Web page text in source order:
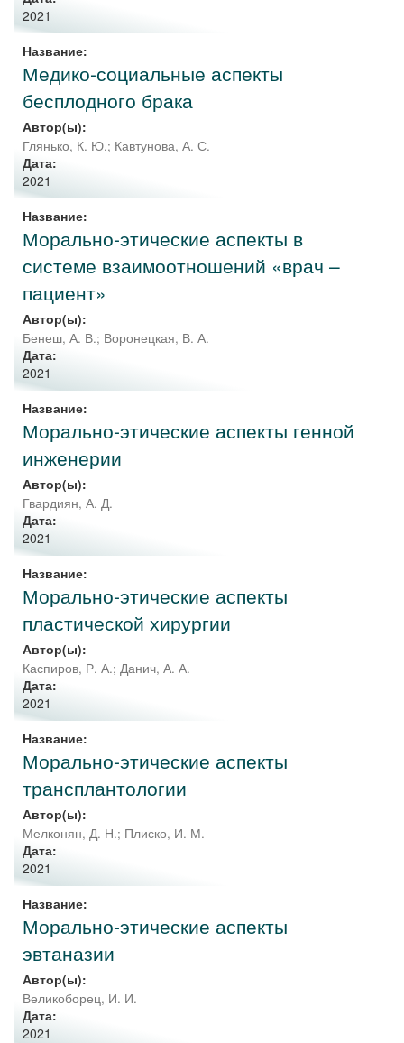
2021
Название:
Медико-социальные аспекты
бесплодного брака
Автор(ы):
Глянько, К. Ю.; Кавтунова, А. С.
Дата:
2021
Название:
Морально-этические аспекты в
системе взаимоотношений «врач –
пациент»
Автор(ы):
Бенеш, А. В.; Воронецкая, В. А.
Дата:
2021
Название:
Морально-этические аспекты генной
инженерии
Автор(ы):
Гвардиян, А. Д.
Дата:
2021
Название:
Морально-этические аспекты
пластической хирургии
Автор(ы):
Каспиров, Р. А.; Данич, А. А.
Дата:
2021
Название:
Морально-этические аспекты
трансплантологии
Автор(ы):
Мелконян, Д. Н.; Плиско, И. М.
Дата:
2021
Название:
Морально-этические аспекты
эвтаназии
Автор(ы):
Великоборец, И. И.
Дата:
2021